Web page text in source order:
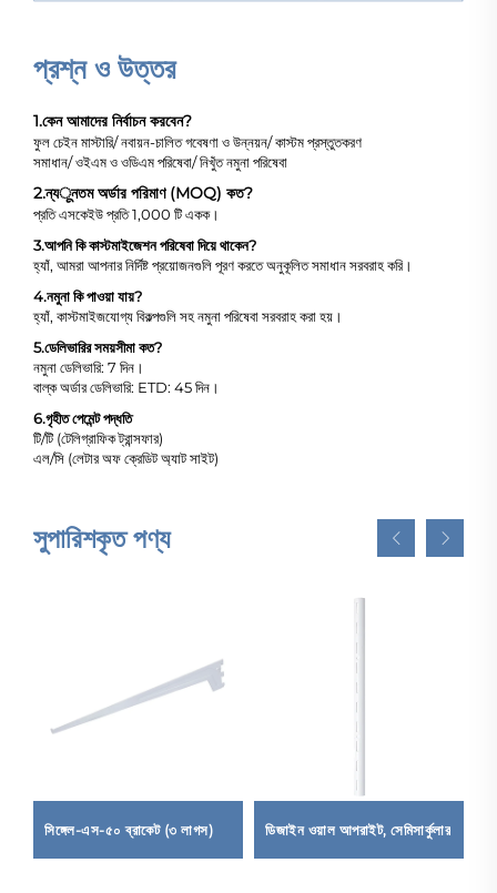
প্রশ্ন ও উত্তর
1.কেন আমাদের নির্বাচন করবেন?
ফুল চেইন মাস্টারি/ নবায়ন-চালিত গবেষণা ও উন্নয়ন/ কাস্টম প্রস্তুতকরণ
সমাধান/ ওইএম ও ওডিএম পরিষেবা/ নিখুঁত নমুনা পরিষেবা
2.ন্যूনতম অর্ডার পরিমাণ (MOQ) কত?
প্রতি এসকেইউ প্রতি 1,000 টি একক।
3.আপনি কি কাস্টমাইজেশন পরিষেবা দিয়ে থাকেন?
হ্যাঁ, আমরা আপনার নির্দিষ্ট প্রয়োজনগুলি পূরণ করতে অনুকূলিত সমাধান সরবরাহ করি।
4.নমুনা কি পাওয়া যায়?
হ্যাঁ, কাস্টমাইজযোগ্য বিকল্পগুলি সহ নমুনা পরিষেবা সরবরাহ করা হয়।
5.ডেলিভারির সময়সীমা কত?
নমুনা ডেলিভারি: 7 দিন।
বাল্ক অর্ডার ডেলিভারি: ETD: 45 দিন।
6.গৃহীত পেমেন্ট পদ্ধতি
টি/টি (টেলিগ্রাফিক ট্রান্সফার)
এল/সি (লেটার অফ ক্রেডিট অ্যাট সাইট)
সুপারিশকৃত পণ্য
সিঙ্গেল-এস-৫০ ব্রাকেট (৩ লাগস) ডিজাইন ওয়াল আপরাইট, সেমিসার্কুলার